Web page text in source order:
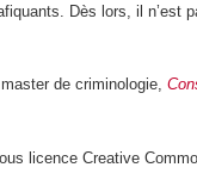
Dès lors, il n’est
de criminologie,
licence Creative